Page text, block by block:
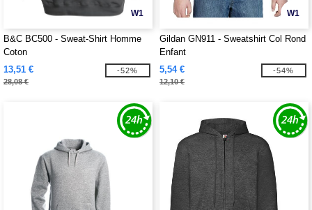
W1
B&C BC500 - Sweat-Shirt Homme
Coton
13,51 €
28,08 €
-52%
W1
Gildan GN911 - Sweatshirt Col Rond
Enfant
5,54 €
12,10 €
-54%